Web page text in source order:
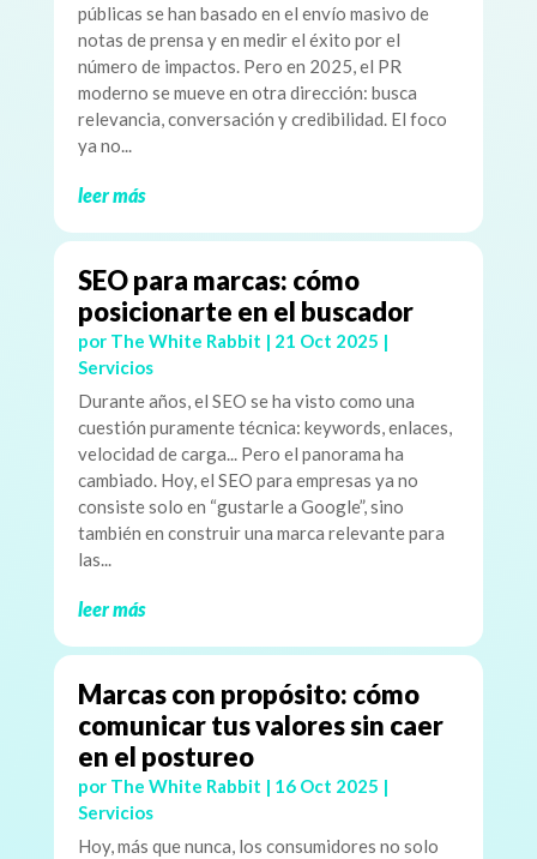
públicas se han basado en el envío masivo de
notas de prensa y en medir el éxito por el
número de impactos. Pero en 2025, el PR
moderno se mueve en otra dirección: busca
relevancia, conversación y credibilidad. El foco
ya no...
leer más
SEO para marcas: cómo
posicionarte en el buscador
por The White Rabbit | 21 Oct 2025 |
Servicios
Durante años, el SEO se ha visto como una
cuestión puramente técnica: keywords, enlaces,
velocidad de carga... Pero el panorama ha
cambiado. Hoy, el SEO para empresas ya no
consiste solo en “gustarle a Google”, sino
también en construir una marca relevante para
las...
leer más
Marcas con propósito: cómo
comunicar tus valores sin caer
en el postureo
por The White Rabbit | 16 Oct 2025 |
Servicios
Hoy, más que nunca, los consumidores no solo